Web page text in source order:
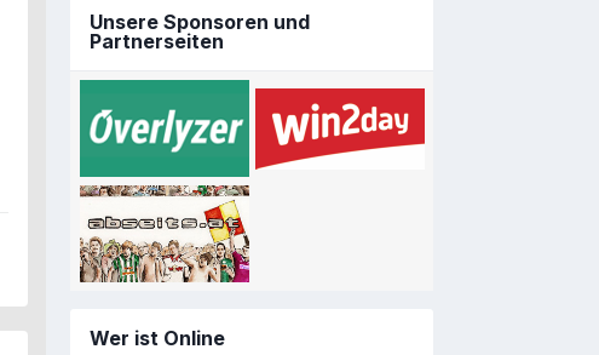
Unsere Sponsoren und
Partnerseiten
Wer ist Online